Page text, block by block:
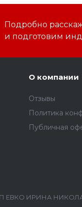
Подробно
и подготовим
О компании
Отзывы
Политика
Публичная
ЕВКО ИРИНА